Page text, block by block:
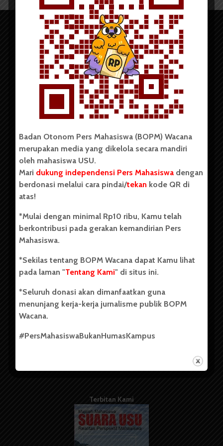
Copyright © 2023. All rights reserved BOPM WACANA.
Badan Otonom Pers Mahasiswa (BOPM) Wacana merupakan
pers mahasiswa yang berdiri di luar kampus dan dikelola
secara mandiri oleh mahasiswa Universitas Sumatera Utara
(USU). Sebelumnya BOPM Wacana merupakan salah satu
Unit Kegiatan Mahasiswa (UKM) di Universitas Sumatera
berdiri pada 1 Juli 1995.
Kontribusi
Info Iklan
Pedoman Media Siber
Kode Etik Jurnalistik
Terbitan Kami
Badan Otonom Pers Mahasiswa (BOPM) Wacana
merupakan media yang dikelola secara mandiri
oleh mahasiswa USU.
Mari dukung independensi Pers Mahasiswa dengan
berdonasi melalui cara pindai/tekan kode QR di
atas!
*Mulai dengan minimal Rp10 ribu, Kamu telah
berkontribusi pada gerakan kemandirian Pers
Mahasiswa.
*Sekilas tentang BOPM Wacana dapat Kamu lihat
pada laman "Tentang Kami" di situs ini.
*Seluruh donasi akan dimanfaatkan guna
menunjang kerja-kerja jurnalisme publik BOPM
Wacana.
#PersMahasiswaBukanHumasKampus